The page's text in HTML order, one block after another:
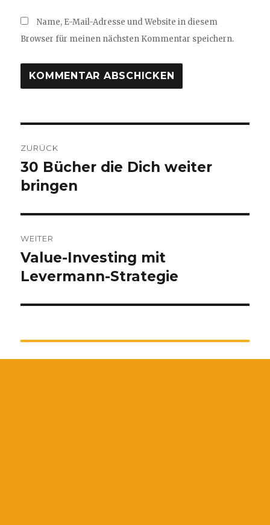
Name, E-Mail-Adresse und Website in diesem
Browser für meinen nächsten Kommentar speichern.
ZURÜCK
Vorheriger
Beitrag:
30 Bücher die Dich weiter
bringen
WEITER
Nächster
Beitrag:
Value-Investing mit
Levermann-Strategie